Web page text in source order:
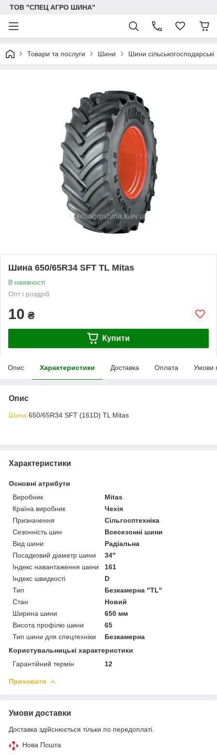
ТОВ "СПЕЦ АГРО ШИНА"
Товари та послуги Шини Шини сільськогосподарські
Шина 650/65R34 SFT TL Mitas
В наявності
Опт і роздріб
10 ₴
Купити
Опис Характеристики Доставка Оплата Умови
Опис
Шина 650/65R34 SFT (161D) TL Mitas
Характеристики
Основні атрибути
Виробник
Mitas
Країна виробник
Чехія
Призначення
Сільгосптехніка
Сезонність шин
Всесезонні шини
Вид шини
Радіальна
Посадковий діаметр шини
34"
Індекс навантаження шини
161
Індекс швидкості
D
Тип
Безкамерна "TL"
Стан
Новий
Ширина шини
650 мм
Висота профілю шини
65
Тип шини для спецтехніки
Безкамерна
Користувальницькі характеристики
Гарантійний термін
12
Приховати
Умови доставки
Доставка здійснюється тільки по передоплаті.
Нова Пошта